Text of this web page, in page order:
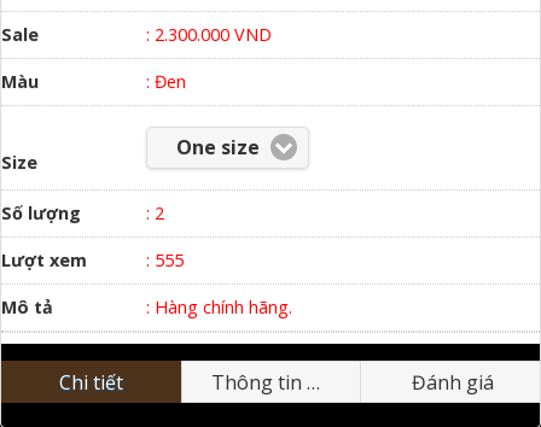
Sale : 2.300.000 VND
Màu : Đen
Size
One size
Số lượng : 2
Lượt xem : 555
Mô tả : Hàng chính hãng.
Chi tiết Thông tin nhãn hiệu Đánh giá